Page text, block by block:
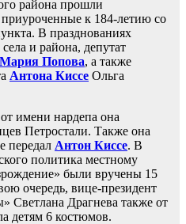
района прошли
к 184-летию со
В празднованиях
и района, депутат
Мария Попова, а также
Антона Киссе Ольга
имени нардепа она
Петростали. Также она
передал Антон Киссе. В
политика местному
были вручены 15
очередь, вице-президент
Светлана Драгнева также от
детям 6 костюмов.